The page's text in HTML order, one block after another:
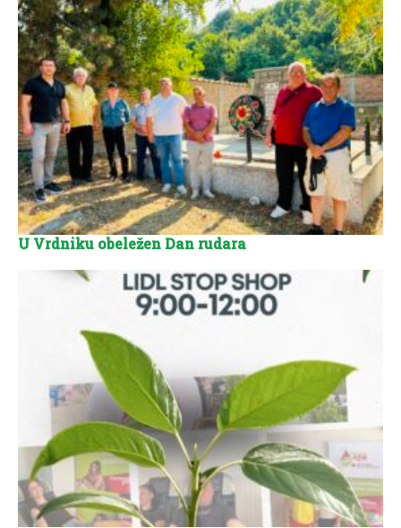
U Vrdniku obeležen Dan rudara